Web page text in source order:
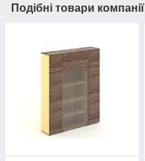
Подібні товари компанії